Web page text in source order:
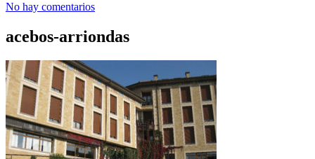
No hay comentarios
acebos-arriondas